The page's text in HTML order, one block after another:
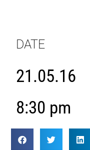
DATE
21.05.16
8:30 pm